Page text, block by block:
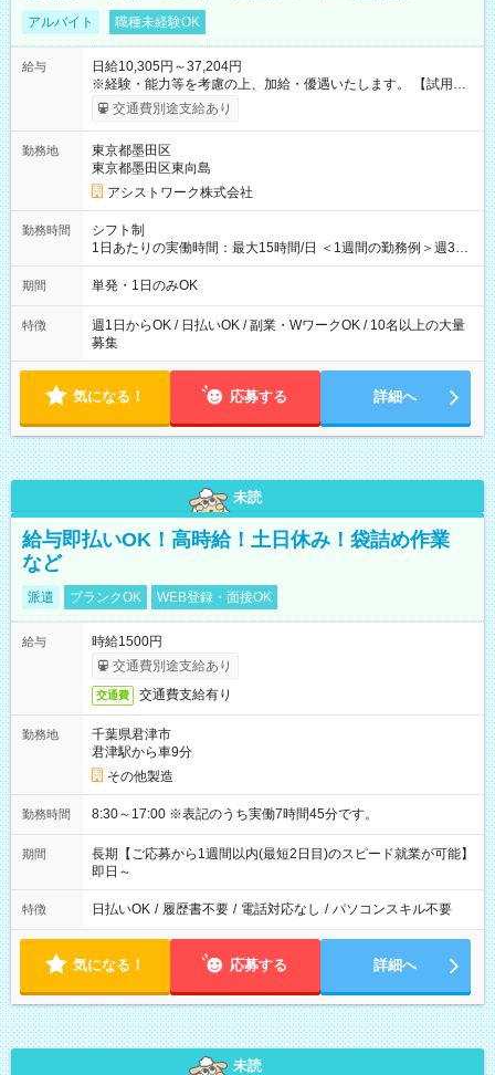
アルバイト 職種未経験OK
給与
日給10,305円～37,204円
※経験・能力等を考慮の上、加給・優遇いたします。 【試用期
間】試用期間なし
交通費別途支給あり
勤務地
東京都墨田区
東京都墨田区東向島
アシストワーク株式会社
勤務時間
シフト制
1日あたりの実働時間：最大15時間/日 ＜1週間の勤務例＞週3回
勤務 勤務：月・水・金 休み：火・木・土・日 好きな時にお仕事
可能です！ ※1日あたりの最大実働時間は日勤、夜勤共に勤務し
期間 単発・1日のみOK
特徴
週1日からOK / 日払いOK / 副業・WワークOK / 10名以上の大量
募集
気になる！ 応募する 詳細へ
未読
給与即払いOK！高時給！土日休み！袋詰め作業
など
派遣 ブランクOK WEB登録・面接OK
給与
時給1500円
交通費別途支給あり
交通費 交通費支給有り
勤務地
千葉県君津市
君津駅から車9分
その他製造
勤務時間 8:30～17:00 ※表記のうち実働7時間45分です。
期間
長期【ご応募から1週間以内(最短2日目)のスピード就業が可能】
即日～
特徴 日払いOK / 履歴書不要 / 電話対応なし / パソコンスキル不要
気になる！ 応募する 詳細へ
未読